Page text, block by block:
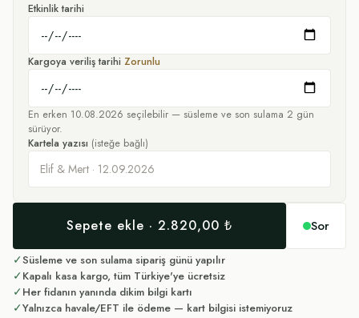
Etkinlik tarihi
Kargoya veriliş tarihi Zorunlu
En erken 10.08.2026 seçilebilir — süsleme ve son sulama 2 gün
sürüyor.
Kartela yazısı (isteğe bağlı)
Sepete ekle · 2.820,00 ₺ Sor
✓Süsleme ve son sulama sipariş günü yapılır
✓Kapalı kasa kargo, tüm Türkiye'ye ücretsiz
✓Her fidanın yanında dikim bilgi kartı
✓Yalnızca havale/EFT ile ödeme — kart bilgisi istemiyoruz